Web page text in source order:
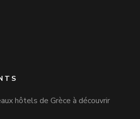
hôtels de Grèce à découvrir